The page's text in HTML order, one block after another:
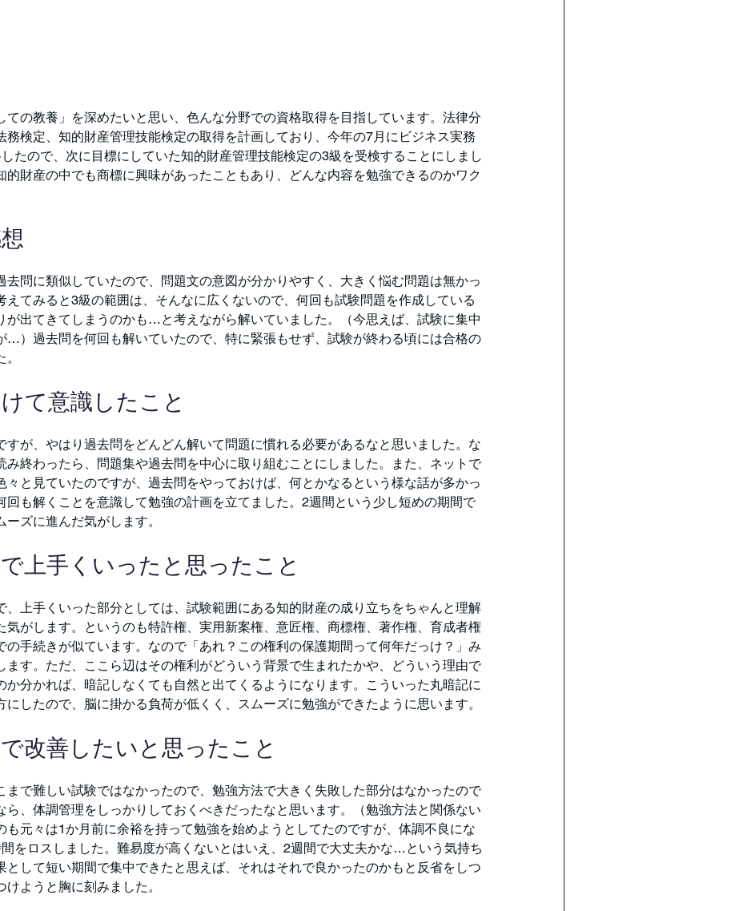
ての教養」を深めたいと思い、色んな分野での資格取得を目指しています。法律分
務検定、知的財産管理技能検定の取得を計画しており、今年の7月にビジネス実務
たので、次に目標にしていた知的財産管理技能検定の3級を受検することにしまし
的財産の中でも商標に興味があったこともあり、どんな内容を勉強できるのかワク
去問に類似していたので、問題文の意図が分かりやすく、大きく悩む問題は無かっ
えてみると3級の範囲は、そんなに広くないので、何回も試験問題を作成している
が出てきてしまうのかも…と考えながら解いていました。（今思えば、試験に集中
…）過去問を何回も解いていたので、特に緊張もせず、試験が終わる頃には合格の
て意識したこと
すが、やはり過去問をどんどん解いて問題に慣れる必要があるなと思いました。な
み終わったら、問題集や過去問を中心に取り組むことにしました。また、ネットで
々と見ていたのですが、過去問をやっておけば、何とかなるという様な話が多かっ
回も解くことを意識して勉強の計画を立てました。2週間という少し短めの期間で
ーズに進んだ気がします。
上手くいったと思ったこと
、上手くいった部分としては、試験範囲にある知的財産の成り立ちをちゃんと理解
気がします。というのも特許権、実用新案権、意匠権、商標権、著作権、育成者権
の手続きが似ています。なので「あれ？この権利の保護期間って何年だっけ？」み
ます。ただ、ここら辺はその権利がどういう背景で生まれたかや、どういう理由で
か分かれば、暗記しなくても自然と出てくるようになります。こういった丸暗記に
にしたので、脳に掛かる負荷が低くく、スムーズに勉強ができたように思います。
改善したいと思ったこと
まで難しい試験ではなかったので、勉強方法で大きく失敗した部分はなかったので
ら、体調管理をしっかりしておくべきだったなと思います。（勉強方法と関係ない
元々は1か月前に余裕を持って勉強を始めようとしてたのですが、体調不良にな
をロスしました。難易度が高くないとはいえ、2週間で大丈夫かな…という気持ち
として短い期間で集中できたと思えば、それはそれで良かったのかもと反省をしつ
ようと胸に刻みました。